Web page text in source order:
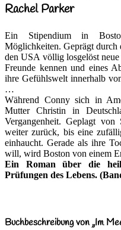
Rachel Parker
Ein Stipendium in
Möglichkeiten. Geprägt
den USA völlig losgelöst
Freunde kennen und eines
ihre Gefühlswelt innerhalb
…
Während Conny sich in
Mutter Christin in
Vergangenheit. Geplagt
weiter zurück, bis eine
einhaucht. Gerade als ihre
will, wird Boston von einem
Ein Roman über die
Prüfungen des Lebens.
Buchbeschreibung von „Im